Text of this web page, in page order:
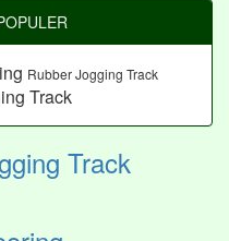
Rubber Jogging Track
Track
Track